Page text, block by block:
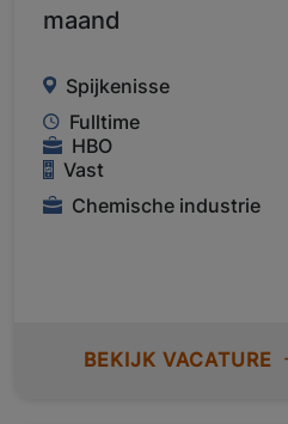
maand
Spijkenisse
Fulltime
HBO
Vast
Chemische industrie
BEKIJK VACATURE